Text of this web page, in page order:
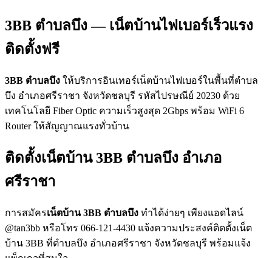
3BB ตำบลบึง — เน็ตบ้านไฟเบอร์เร็วแรง
ติดตั้งฟรี
3BB ตำบลบึง ให้บริการอินเทอร์เน็ตบ้านไฟเบอร์ในพื้นที่ตำบล
บึง อำเภอศรีราชา จังหวัดชลบุรี รหัสไปรษณีย์ 20230 ด้วย
เทคโนโลยี Fiber Optic ความเร็วสูงสุด 2Gbps พร้อม WiFi 6
Router ให้สัญญาณแรงทั่วบ้าน
ติดตั้งเน็ตบ้าน 3BB ตำบลบึง อำเภอ
ศรีราชา
การสมัครเน็ตบ้าน 3BB ตำบลบึง ทำได้ง่ายๆ เพียงแอดไลน์
@tan3bb หรือโทร 066-121-4430 แจ้งความประสงค์ติดตั้งเน็ต
บ้าน 3BB ที่ตำบลบึง อำเภอศรีราชา จังหวัดชลบุรี พร้อมแจ้ง